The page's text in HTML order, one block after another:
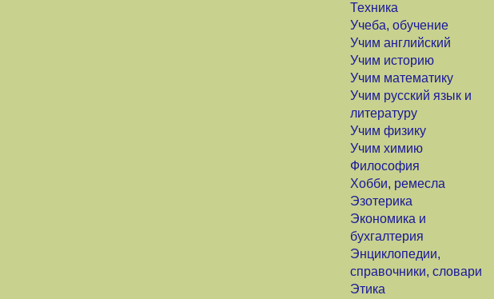
Техника
Учеба, обучение
Учим английский
Учим историю
Учим математику
Учим русский язык и
литературу
Учим физику
Учим химию
Философия
Хобби, ремесла
Эзотерика
Экономика и
бухгалтерия
Энциклопедии,
справочники, словари
Этика